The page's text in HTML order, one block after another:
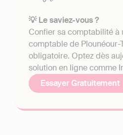
💡 Le saviez-vous ?
Confier sa comptabilité à
comptable de Plounéour-
obligatoire. Optez dès
solution en ligne comme
Essayer Gratuitement